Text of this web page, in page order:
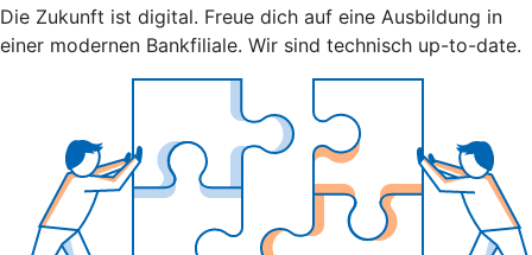
Die Zukunft ist digital. Freue dich auf eine Ausbildung in
einer modernen Bankfiliale. Wir sind technisch up-to-date.